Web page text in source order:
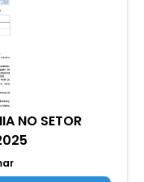
NO SETOR